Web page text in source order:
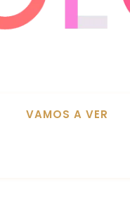
VAMOS A VER